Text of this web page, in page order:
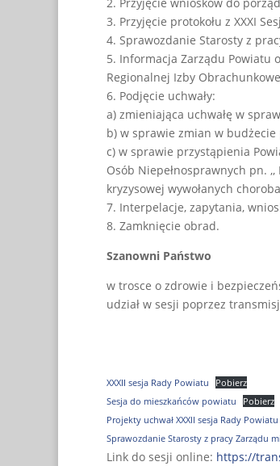
3. Przyjęcie protokołu z XXXI
4. Sprawozdanie Starosty z
5. Informacja Zarządu Powiatu
Regionalnej Izby
6. Podjęcie uchwały:
a) zmieniająca uchwałę w
b) w sprawie zmian w
c) w sprawie przystąpienia
Osób Niepełnosprawnych pn.
kryzysowej wywołanych
7. Interpelacje, zapytania,
8. Zamknięcie obrad.
Szanowni Państwo
w trosce o zdrowie i
udział w sesji poprzez
XXXII sesja Rady Powiatu
Pobierz
Sesja do mieszkańców powiatu
Pobierz
Projekty uchwał XXXII sesja Rady Powiatu
Sprawozdanie Starosty z pracy Zarządu
Link do sesji online: https://